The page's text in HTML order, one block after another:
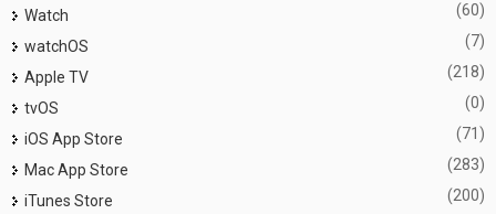
Watch (60)
watchOS (7)
Apple TV (218)
tvOS (0)
iOS App Store (71)
Mac App Store (283)
iTunes Store (200)